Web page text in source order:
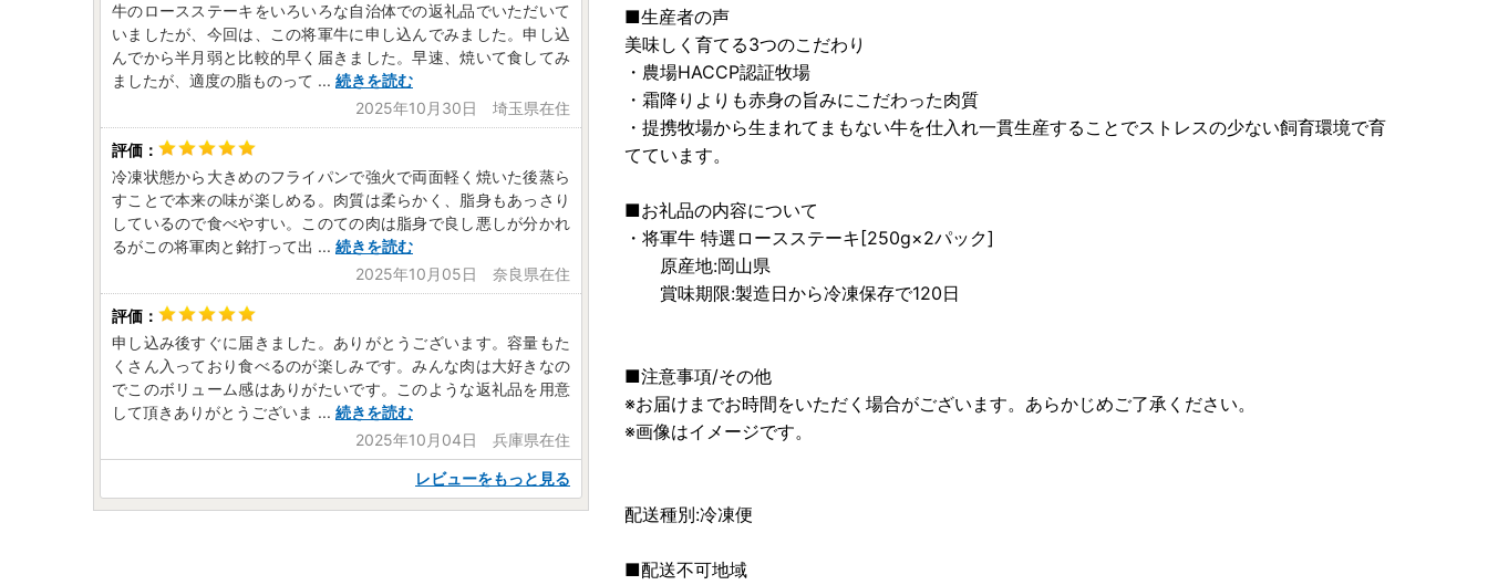
■生産者の声
美味しく育てる3つのこだわり
・農場HACCP認証牧場
・霜降りよりも赤身の旨みにこだわった肉質
・提携牧場から生まれてまもない牛を仕入れ一貫生産することでストレスの少ない飼育環境で育
てています。
■お礼品の内容について
・将軍牛 特選ロースステーキ[250g×2パック]
原産地:岡山県
賞味期限:製造日から冷凍保存で120日
■注意事項/その他
※お届けまでお時間をいただく場合がございます。あらかじめご了承ください。
※画像はイメージです。
配送種別:冷凍便
■配送不可地域
牛のロースステーキをいろいろな自治体での返礼品でいただいて
いましたが、今回は、この将軍牛に申し込んでみました。申し込
んでから半月弱と比較的早く届きました。早速、焼いて食してみ
ましたが、適度の脂ものって ... 続きを読む
2025年10月30日 埼玉県在住
冷凍状態から大きめのフライパンで強火で両面軽く焼いた後蒸ら
すことで本来の味が楽しめる。肉質は柔らかく、脂身もあっさり
しているので食べやすい。このての肉は脂身で良し悪しが分かれ
るがこの将軍肉と銘打って出 ... 続きを読む
2025年10月05日 奈良県在住
申し込み後すぐに届きました。ありがとうございます。容量もた
くさん入っており食べるのが楽しみです。みんな肉は大好きなの
でこのボリューム感はありがたいです。このような返礼品を用意
して頂きありがとうございま ... 続きを読む
2025年10月04日 兵庫県在住
レビューをもっと見る